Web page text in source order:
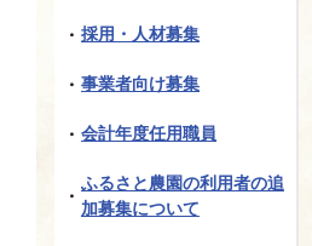
採用・人材募集
事業者向け募集
会計年度任用職員
ふるさと農園の利用者の追
加募集について